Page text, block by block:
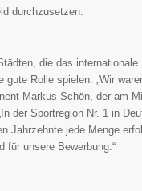
durchzusetzen.
die das
gute Rolle spielen. „Wir
Markus Schön, der am
der Sportregion Nr. 1 in
Jahrzehnte jede Menge
für unsere Bewerbung.“